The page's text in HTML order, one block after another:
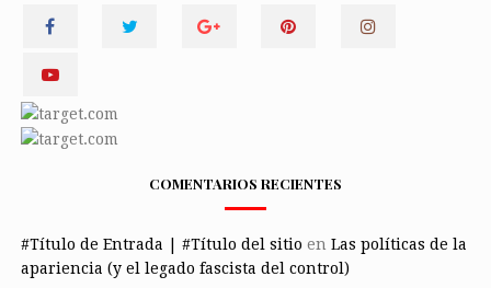
COMENTARIOS RECIENTES
#Título de Entrada | #Título del sitio en Las políticas de la
apariencia (y el legado fascista del control)